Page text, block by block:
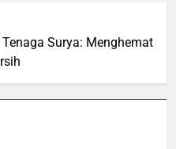
Surya: Menghemat